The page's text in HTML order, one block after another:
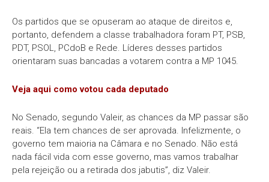
Os partidos que se opuseram ao ataque de direitos e,
portanto, defendem a classe trabalhadora foram PT, PSB,
PDT, PSOL, PCdoB e Rede. Líderes desses partidos
orientaram suas bancadas a votarem contra a MP 1045.
Veja aqui como votou cada deputado
No Senado, segundo Valeir, as chances da MP passar são
reais. “Ela tem chances de ser aprovada. Infelizmente, o
governo tem maioria na Câmara e no Senado. Não está
nada fácil vida com esse governo, mas vamos trabalhar
pela rejeição ou a retirada dos jabutis”, diz Valeir.